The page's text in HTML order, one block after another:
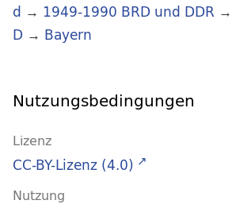
d → 1949-1990 BRD und DDR →
D → Bayern
Nutzungsbedingungen
Lizenz
CC-BY-Lizenz (4.0)
Nutzung